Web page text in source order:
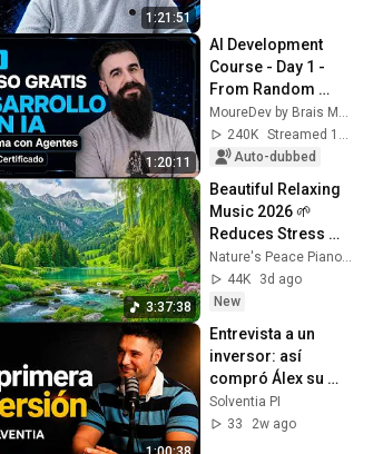
1:21:51
1:20:11
AI Development
Course - Day 1 -
From Random
Prompts to
Strategic
Programming
MoureDev by Brais Moure
240K
Streamed 1mo ago
Auto-dubbed
3:37:38
Beautiful Relaxing
Music 2026 🌱
Reduces Stress
and Anxiety, Finds
Peace of Mind
Nature's Peace Piano and Enjoy Peace
44K
3d ago
New
Entrevista a un
inversor: así
compró Álex su
primer piso para
alquilar por
Solventia PI
33
2w ago